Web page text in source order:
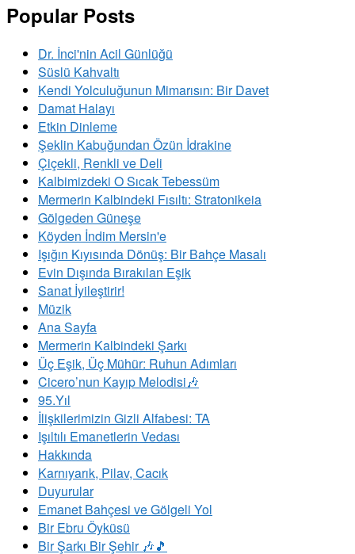
Popular Posts
Dr. İnci'nin Acil Günlüğü
Süslü Kahvaltı
Kendi Yolculuğunun Mimarısın: Bir Davet
Damat Halayı
Etkin Dinleme
Şeklin Kabuğundan Özün İdrakine
Çiçekli, Renkli ve Deli
Kalbimizdeki O Sıcak Tebessüm
Mermerin Kalbindeki Fısıltı: Stratonikeia
Gölgeden Güneşe
Köyden İndim Mersin'e
Işığın Kıyısında Dönüş: Bir Bahçe Masalı
Evin Dışında Bırakılan Eşik
Sanat İyileştirir!
Müzik
Ana Sayfa
Mermerin Kalbindeki Şarkı
Üç Eşik, Üç Mühür: Ruhun Adımları
Cicero’nun Kayıp Melodisi🎶
95.Yıl
İlişkilerimizin Gizli Alfabesi: TA
​Işıltılı Emanetlerin Vedası
Hakkında
Karnıyarık, Pilav, Cacık
Duyurular
Emanet Bahçesi ve Gölgeli Yol
Bir Ebru Öyküsü
Bir Şarkı Bir Şehir 🎶🎵